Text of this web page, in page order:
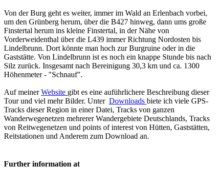
Von der Burg geht es weiter, immer im Wald an Erlenbach vorbei,
um den Grünberg herum, über die B427 hinweg, dann ums große
Finstertal herum ins kleine Finstertal, in der Nähe von
Vorderweidenthal über die L439 immer Richtung Nordosten bis
Lindelbrunn. Dort könnte man hoch zur Burgruine oder in die
Gaststätte. Von Lindelbrunn ist es noch ein knappe Stunde bis nach
Silz zurück. Insgesamt nach Bereinigung 30,3 km und ca. 1300
Höhenmeter - "Schnauf".
Auf meinerWebsite gibt es eine auführlichere Beschreibung dieser
Tour und viel mehr Bilder. Unter Downloads biete ich viele GPS-
Tracks dieser Region in einer Datei, Tracks von ganzen
Wanderwegenetzen mehrerer Wandergebiete Deutschlands, Tracks
von Reitwegenetzen und points of interest von Hütten, Gaststätten,
Reitstationen und Anderem zum Download an.
Further information at